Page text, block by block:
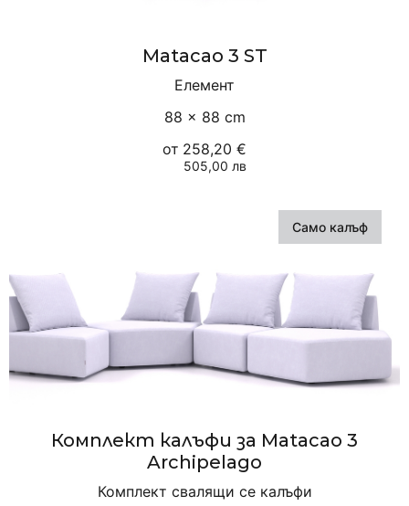
Matacao 3 ST
Елемент
88 × 88 cm
от 258,20 €
505,00 лв
Само калъф
Комплект калъфи за Matacao 3
Archipelago
Комплект свалящи се калъфи